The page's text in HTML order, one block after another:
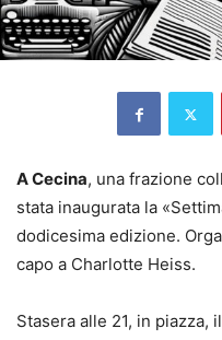
A Cecina, una frazione
stata inaugurata la
dodicesima edizione.
capo a Charlotte Heiss.
Stasera alle 21, in piazza,